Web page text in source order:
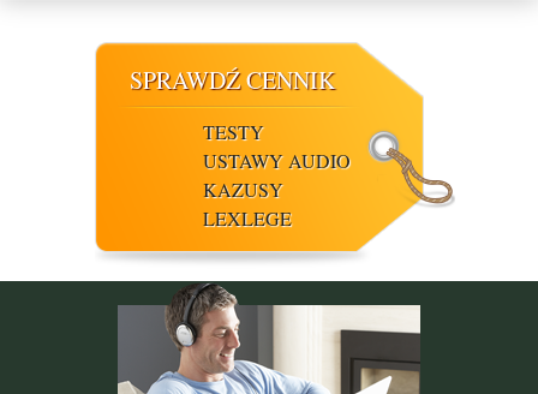
SPRAWDŹ CENNIK
TESTY
USTAWY AUDIO
KAZUSY
LEXLEGE